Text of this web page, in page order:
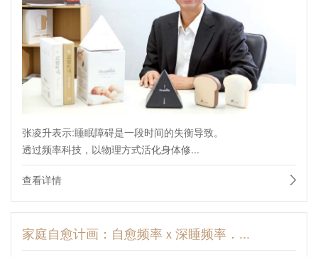
张凌升表示:睡眠障碍是一段时间的失衡导致。
透过频率科技，以物理方式活化身体修...
查看详情
家庭自愈计画：自愈频率ｘ深睡频率．...